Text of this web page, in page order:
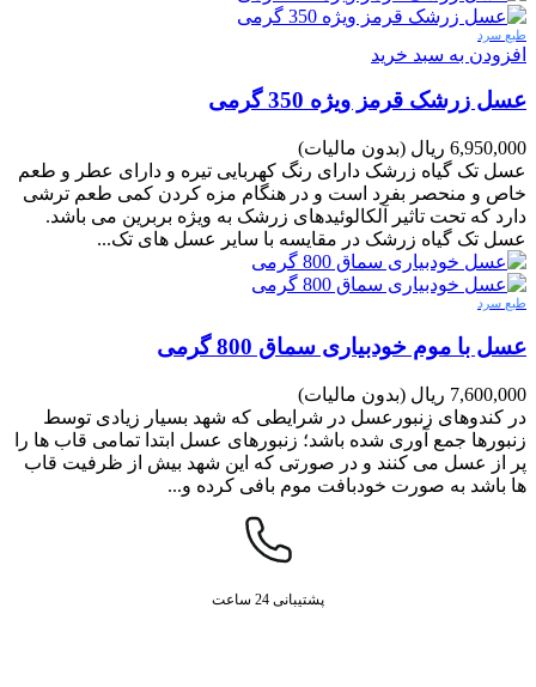
طبع سرد
افزودن به سبد خرید
عسل زرشک قرمز ویژه 350 گرمی
6,950,000 ریال
(بدون مالیات)
عسل تک گیاه زرشک دارای رنگ کهربایی تیره و دارای عطر و طعم
خاص و منحصر بفرد است و در هنگام مزه کردن کمی طعم ترشی
دارد که تحت تاثیر آلکالوئیدهای زرشک به ویژه بربرین می باشد.
عسل تک گیاه زرشک در مقایسه با سایر عسل های تک...
طبع سرد
عسل با موم خودبیاری سماق 800 گرمی
7,600,000 ریال
(بدون مالیات)
در کندوهای زنبورعسل در شرایطی که شهد بسیار زیادی توسط
زنبورها جمع آوری شده باشد؛ زنبورهای عسل ابتدا تمامی قاب ها را
پر از عسل می کنند و در صورتی که این شهد بیش از ظرفیت قاب
ها باشد به صورت خودبافت موم بافی کرده و...
پشتیبانی 24 ساعت